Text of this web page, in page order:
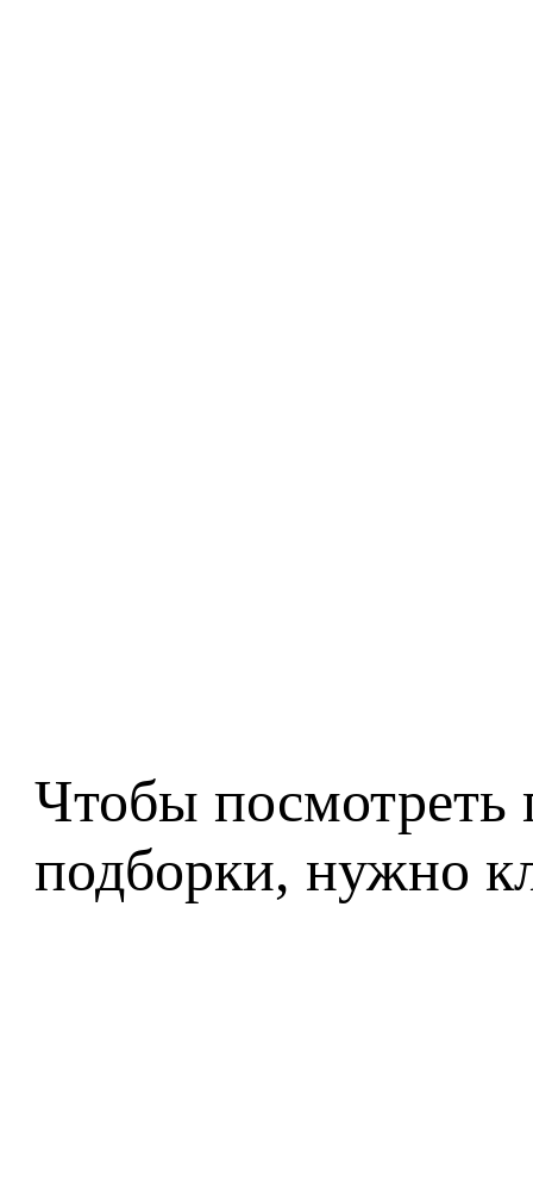
Чтобы посмотреть
подборки, нужно